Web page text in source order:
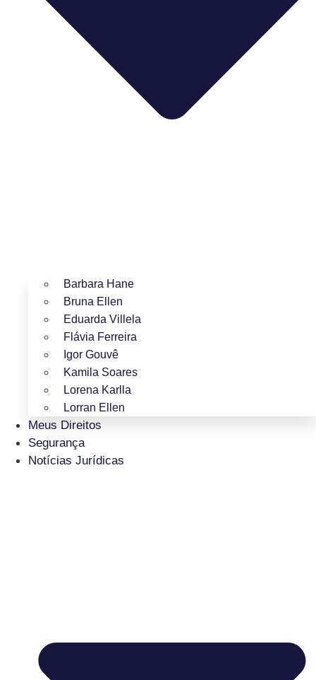
Barbara Hane
Bruna Ellen
Eduarda Villela
Flávia Ferreira
Igor Gouvê
Kamila Soares
Lorena Karlla
Lorran Ellen
Meus Direitos
Segurança
Notícias Jurídicas